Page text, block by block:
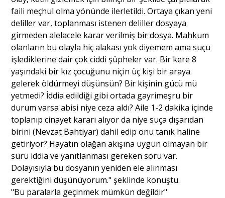
faili meçhul olma yönünde ilerletildi. Ortaya çıkan yeni
deliller var, toplanması istenen deliller dosyaya
girmeden alelacele karar verilmiş bir dosya. Mahkum
olanların bu olayla hiç alakası yok diyemem ama suçu
işlediklerine dair çok ciddi şüpheler var. Bir kere 8
yaşındaki bir kız çocuğunu niçin üç kişi bir araya
gelerek öldürmeyi düşünsün? Bir kişinin gücü mü
yetmedi? İddia edildiği gibi ortada gayrimeşru bir
durum varsa abisi niye ceza aldı? Aile 1-2 dakika içinde
toplanıp cinayet kararı alıyor da niye suça dışarıdan
birini (Nevzat Bahtiyar) dahil edip onu tanık haline
getiriyor? Hayatın olağan akışına uygun olmayan bir
sürü iddia ve yanıtlanması gereken soru var.
Dolayısıyla bu dosyanın yeniden ele alınması
gerektiğini düşünüyorum." şeklinde konuştu.
"Bu paralarla geçinmek mümkün değildir"